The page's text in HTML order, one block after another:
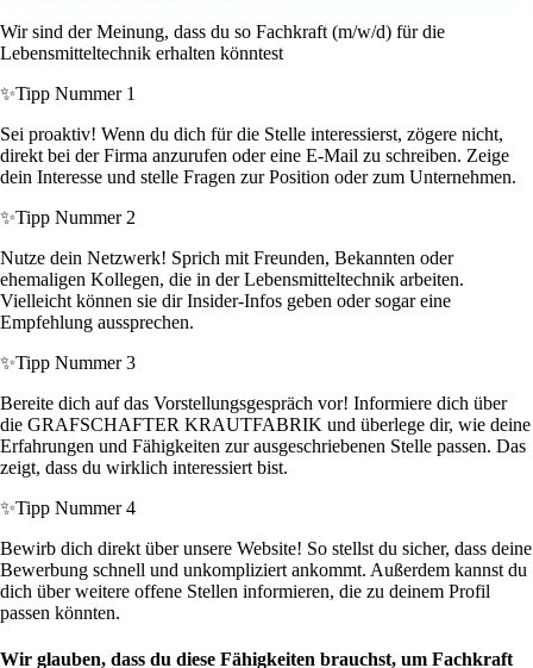
Wir sind der Meinung, dass du so Fachkraft (m/w/d) für die
Lebensmitteltechnik erhalten könntest
✨Tipp Nummer 1
Sei proaktiv! Wenn du dich für die Stelle interessierst, zögere nicht,
direkt bei der Firma anzurufen oder eine E-Mail zu schreiben. Zeige
dein Interesse und stelle Fragen zur Position oder zum Unternehmen.
✨Tipp Nummer 2
Nutze dein Netzwerk! Sprich mit Freunden, Bekannten oder
ehemaligen Kollegen, die in der Lebensmitteltechnik arbeiten.
Vielleicht können sie dir Insider-Infos geben oder sogar eine
Empfehlung aussprechen.
✨Tipp Nummer 3
Bereite dich auf das Vorstellungsgespräch vor! Informiere dich über
die GRAFSCHAFTER KRAUTFABRIK und überlege dir, wie deine
Erfahrungen und Fähigkeiten zur ausgeschriebenen Stelle passen. Das
zeigt, dass du wirklich interessiert bist.
✨Tipp Nummer 4
Bewirb dich direkt über unsere Website! So stellst du sicher, dass deine
Bewerbung schnell und unkompliziert ankommt. Außerdem kannst du
dich über weitere offene Stellen informieren, die zu deinem Profil
passen könnten.
Wir glauben, dass du diese Fähigkeiten brauchst, um Fachkraft